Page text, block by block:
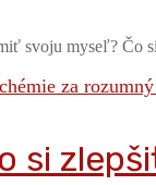
svoju myseľ? Čo
si